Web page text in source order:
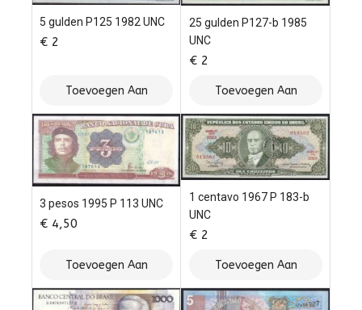
5 gulden P125 1982 UNC
€ 2
Toevoegen Aan
Winkelwagen
25 gulden P127-b 1985
UNC
€ 2
Toevoegen Aan
Winkelwagen
3 pesos 1995 P 113 UNC
€ 4,50
Toevoegen Aan
Winkelwagen
1 centavo 1967 P 183-b
UNC
€ 2
Toevoegen Aan
Winkelwagen